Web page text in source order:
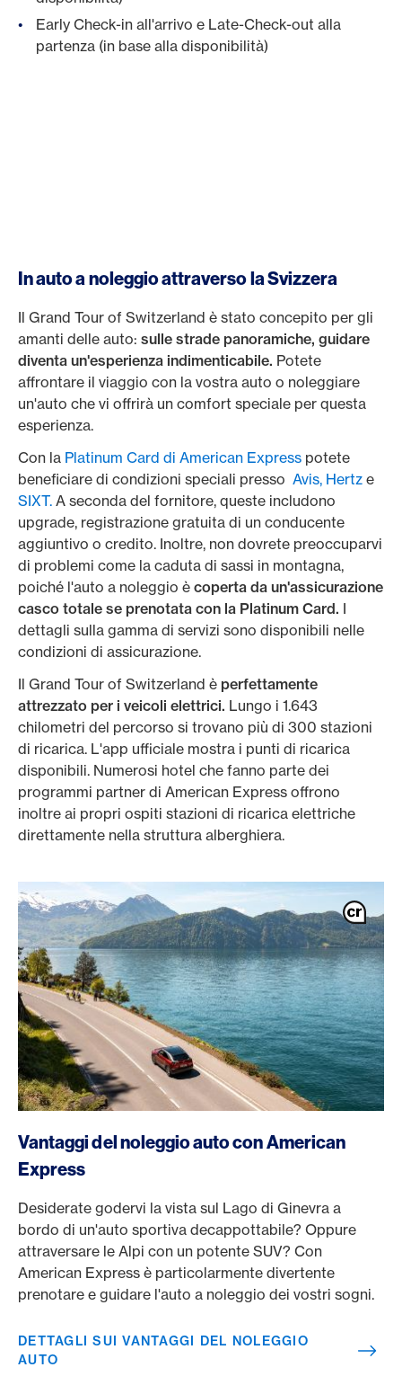
Early Check-in all'arrivo e Late-Check-out alla
partenza (in base alla disponibilità)
In auto a noleggio attraverso la Svizzera
Il Grand Tour of Switzerland è stato concepito per gli
amanti delle auto: sulle strade panoramiche, guidare
diventa un'esperienza indimenticabile. Potete
affrontare il viaggio con la vostra auto o noleggiare
un'auto che vi offrirà un comfort speciale per questa
esperienza.
Con la Platinum Card di American Express potete
beneficiare di condizioni speciali presso Avis, Hertz e
SIXT. A seconda del fornitore, queste includono
upgrade, registrazione gratuita di un conducente
aggiuntivo o credito. Inoltre, non dovrete preoccuparvi
di problemi come la caduta di sassi in montagna,
poiché l'auto a noleggio è coperta da un'assicurazione
casco totale se prenotata con la Platinum Card. I
dettagli sulla gamma di servizi sono disponibili nelle
condizioni di assicurazione.
Il Grand Tour of Switzerland è perfettamente
attrezzato per i veicoli elettrici. Lungo i 1.643
chilometri del percorso si trovano più di 300 stazioni
di ricarica. L'app ufficiale mostra i punti di ricarica
disponibili. Numerosi hotel che fanno parte dei
programmi partner di American Express offrono
inoltre ai propri ospiti stazioni di ricarica elettriche
direttamente nella struttura alberghiera.
Vantaggi del noleggio auto con American
Express
Desiderate godervi la vista sul Lago di Ginevra a
bordo di un'auto sportiva decappottabile? Oppure
attraversare le Alpi con un potente SUV? Con
American Express è particolarmente divertente
prenotare e guidare l'auto a noleggio dei vostri sogni.
DETTAGLI SUI VANTAGGI DEL NOLEGGIO
AUTO